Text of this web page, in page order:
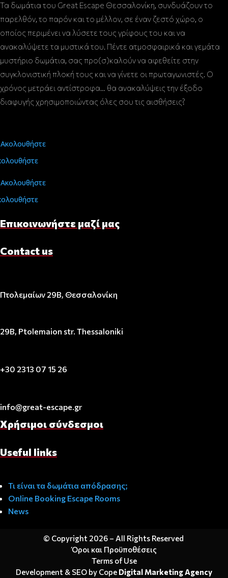
Τα δωμάτια του Great Escape Θεσσαλονίκη, συνδυάζουν το
παρελθόν, το παρόν και το μέλλον, σε έναν ζεστό χώρο, ο
οποίος περιμένει να λύσετε τους γρίφους του και να
ανακαλύψετε τα μυστικά του. Πέντε ατμοσφαιρικά και γεμάτα
μυστήριο δωμάτια, σας προ(σ)καλούν να αφεθείτε στην
συγκλονιστική πλοκή τους και να γίνετε οι πρωταγωνιστές. Ο
χρόνος μετράει αντίστροφα… θα ανακαλύψεις την έξοδο
διαφυγής χρησιμοποιώντας όλες σου τις αισθήσεις?
Ακολουθήστε
Ακολουθήστε
Επικοινωνήστε μαζί μας
Contact us
Πτολεμαίων 29Β, Θεσσαλονίκη
29B, Ptolemaion str. Thessaloniki
+30 2313 07 15 26
info@great-escape.gr
Χρήσιμοι σύνδεσμοι
Useful links
Τι είναι τα δωμάτια απόδρασης;
Online Booking Escape Rooms
News
© Copyright 2026– All Rights Reserved
Όροι και Προϋποθέσεις
Terms of Use
Development & SEO by Cope Digital Marketing Agency